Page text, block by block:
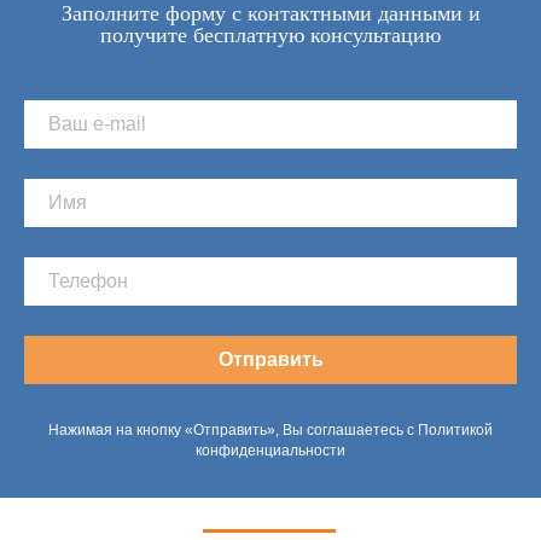
Заполните форму с контактными данными и
получите бесплатную консультацию
Отправить
Нажимая на кнопку «Отправить», Вы соглашаетесь с Политикой
конфиденциальности